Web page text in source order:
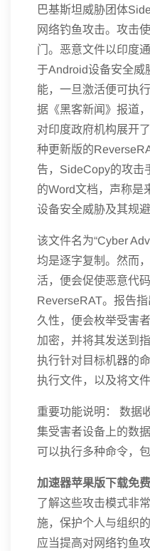
巴基斯坦威胁团体
网络钓鱼攻击。攻击
门。恶意文件以印度
于Android设备安全威
能，一旦激活便可执行
据《黑客新闻》报道
对印度政府机构展开
种更新版的
告，SideCopy的攻击
的Word文档，声称是
设备安全威胁及其规
该文件名为“Cyber
均是逐字复制。然而
活，便会促使恶意代
ReverseRAT。报告
久性，便会枚举受害
加密，并将其发送到
执行针对目标机器的
执行文件，以及将文
重要功能说明： 数据
集受害者设备上的数
可以执行多种命令，
加速器苹果版下载免
了解这些攻击模式非
施，保护个人与组织
应当提高对网络钓鱼